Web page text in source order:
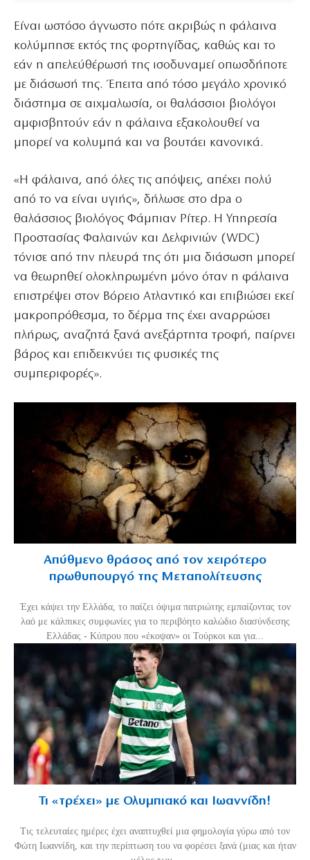
Είναι ωστόσο άγνωστο πότε ακριβώς η φάλαινα
κολύμπησε εκτός της φορτηγίδας, καθώς και το
εάν η απελεύθέρωσή της ισοδυναμεί οπωσδήποτε
με διάσωσή της. Έπειτα από τόσο μεγάλο χρονικό
διάστημα σε αιχμαλωσία, οι θαλάσσιοι βιολόγοι
αμφισβητούν εάν η φάλαινα εξακολουθεί να
μπορεί να κολυμπά και να βουτάει κανονικά.
«Η φάλαινα, από όλες τις απόψεις, απέχει πολύ
από το να είναι υγιής», δήλωσε στο dpa ο
θαλάσσιος βιολόγος Φάμπιαν Ρίτερ. Η Υπηρεσία
Προστασίας Φαλαινών και Δελφινιών (WDC)
τόνισε από την πλευρά της ότι μια διάσωση μπορεί
να θεωρηθεί ολοκληρωμένη μόνο όταν η φάλαινα
επιστρέψει στον Βόρειο Ατλαντικό και επιβιώσει εκεί
μακροπρόθεσμα, το δέρμα της έχει αναρρώσει
πλήρως, αναζητά ξανά ανεξάρτητα τροφή, παίρνει
βάρος και επιδεικνύει τις φυσικές της
συμπεριφορές».
Απύθμενο θράσος από τον χειρότερο
πρωθυπουργό της Μεταπολίτευσης
Έχει κάψει την Ελλάδα, το παίζει όψιμα πατριώτης εμπαίζοντας τον
λαό με κάλπικες συμφωνίες για το περιβόητο καλώδιο διασύνδεσης
Ελλάδας - Κύπρου που «έκοψαν» οι Τούρκοι και για...
Τι «τρέχει» με Ολυμπιακό και Ιωαννίδη!
Τις τελευταίες ημέρες έχει αναπτυχθεί μια φημολογία γύρω από τον
Φώτη Ιωαννίδη, και την περίπτωση του να φορέσει ξανά (μιας και ήταν